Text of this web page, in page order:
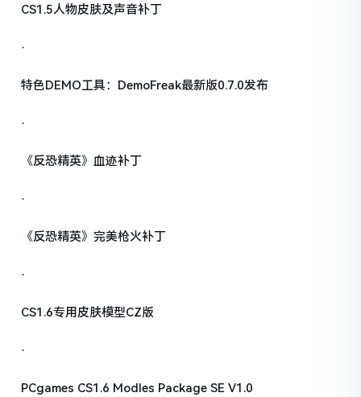
CS1.5人物皮肤及声音补丁
·
特色DEMO工具：DemoFreak最新版0.7.0发布
·
《反恐精英》血迹补丁
·
《反恐精英》完美枪火补丁
·
CS1.6专用皮肤模型CZ版
·
PCgames CS1.6 Modles Package SE V1.0